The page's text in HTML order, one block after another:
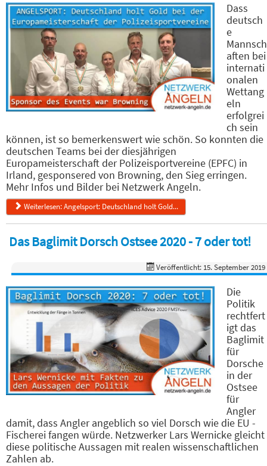
Dass
deutsch
e
Mannsch
aften bei
internati
onalen
Wettang
eln
erfolgrei
ch sein
können, ist so bemerkenswert wie schön. So konnten die
deutschen Teams bei der diesjährigen
Europameisterschaft der Polizeisportvereine (EPFC) in
Irland, gesponsered von Browning, den Sieg erringen.
Mehr Infos und Bilder bei Netzwerk Angeln.
Weiterlesen: Angelsport: Deutschland holt Gold...
Das Baglimit Dorsch Ostsee 2020 - 7 oder tot!
Veröffentlicht: 15. September 2019
Die
Politik
rechtfert
igt das
Baglimit
für
Dorsche
in der
Ostsee
für
Angler
damit, dass Angler angeblich so viel Dorsch wie die EU -
Fischerei fangen würde. Netzwerker Lars Wernicke gleicht
diese politische Aussagen mit realen wissenschaftlichen
Zahlen ab.